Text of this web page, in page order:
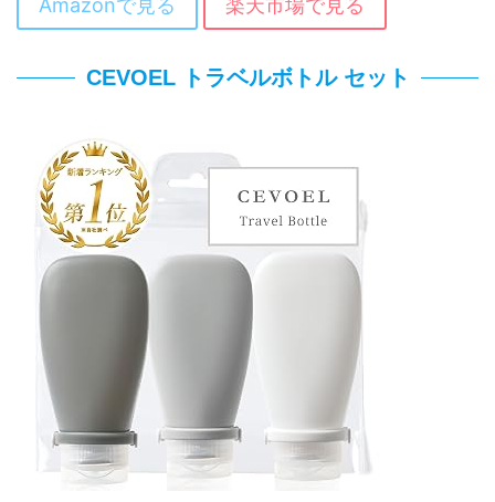
CEVOEL トラベルボトル セット